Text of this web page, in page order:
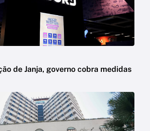
de Janja, governo cobra medidas